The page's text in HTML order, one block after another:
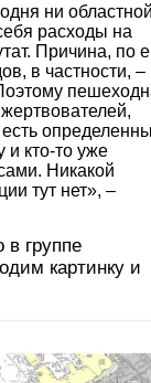
ни
расходы на
Причина, по
в частности, –
и кто-то уже
Никакой
тут нет», –
группе
картинку и